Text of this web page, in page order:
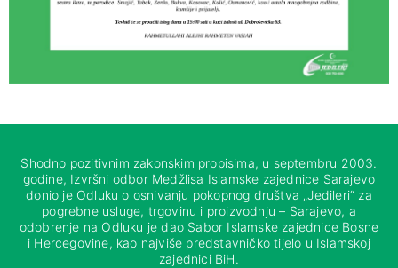
Shodno pozitivnim zakonskim propisima, u septembru 2003.
godine, Izvršni odbor Medžlisa Islamske zajednice Sarajevo
donio je Odluku o osnivanju pokopnog društva „Jedileri“ za
pogrebne usluge, trgovinu i proizvodnju – Sarajevo, a
odobrenje na Odluku je dao Sabor Islamske zajednice Bosne
i Hercegovine, kao najviše predstavničko tijelo u Islamskoj
zajednici BiH.